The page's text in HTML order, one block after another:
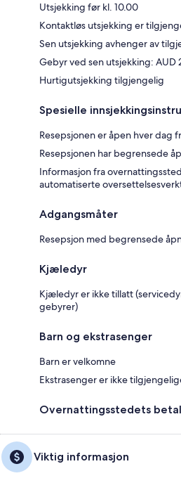
Utsjekking før kl. 10.00
Kontaktløs utsjekking er
Sen utsjekking avhenger av
Gebyr ved sen utsjekking: AUD
Hurtigutsjekking tilgjengelig
Spesielle
Resepsjonen er åpen hver dag
Resepsjonen har begrensede
Informasjon fra
automatiserte
Adgangsmåter
Resepsjon med begrensede
Kjæledyr
Kjæledyr er ikke tillatt
gebyrer)
Barn og ekstrasenger
Barn er velkomne
Ekstrasenger er ikke
Overnattingsstedets
Viktig informasjon